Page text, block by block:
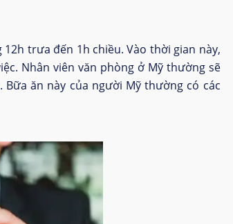
trưa đến 1h chiều. Vào thời gian này,
Nhân viên văn phòng ở Mỹ thường sẽ
ăn này của người Mỹ thường có các